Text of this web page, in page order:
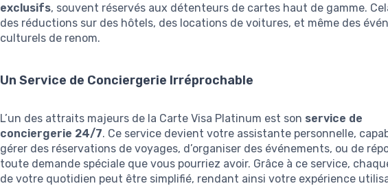
exclusifs, souvent réservés aux détenteurs de cartes haut de gamme.
des réductions sur des hôtels, des locations de voitures, et même des
culturels de renom.
Un Service de Conciergerie Irréprochable
L’un des attraits majeurs de la Carte Visa Platinum est son service de
conciergerie 24/7. Ce service devient votre assistante personnelle,
gérer des réservations de voyages, d’organiser des événements, ou de
toute demande spéciale que vous pourriez avoir. Grâce à ce service,
de votre quotidien peut être simplifié, rendant ainsi votre expérience